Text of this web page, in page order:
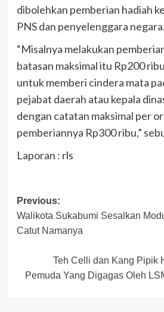
dibolehkan pemberian hadiah
PNS dan penyelenggara negara.
“Misalnya melakukan
batasan maksimal itu Rp200
untuk memberi cindera mata
pejabat daerah atau kepala
dengan catatan maksimal per
pemberiannya Rp300 ribu,”
Laporan : rls
Post
navigation
Previous:
Walikota Sukabumi Sesalkan
Catut Namanya
Teh Celli dan Kang Pipik
Pemuda Yang Digagas Oleh